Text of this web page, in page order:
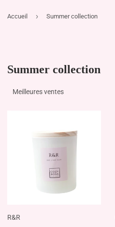
Accueil › Summer collection
Summer collection
R&R